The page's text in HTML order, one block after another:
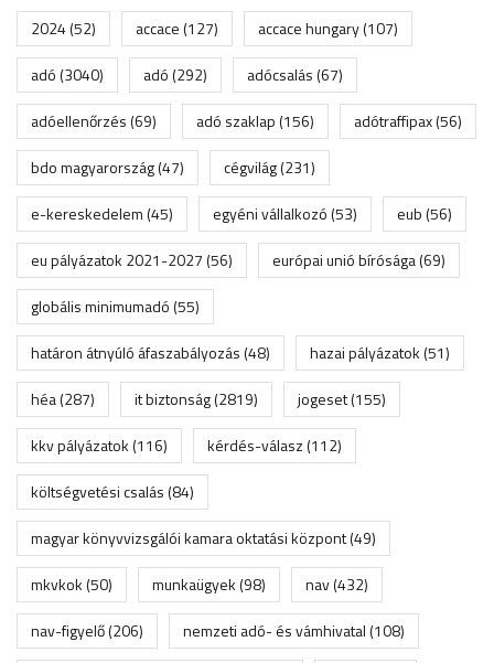
2024(52) accace(127) accace hungary(107)
adó(3040) adó(292) adócsalás(67)
adóellenőrzés(69) adó szaklap(156) adótraffipax(56)
bdo magyarország(47) cégvilág(231)
e-kereskedelem(45) egyéni vállalkozó(53) eub(56)
eu pályázatok 2021-2027(56) európai unió bírósága(69)
globális minimumadó(55)
határon átnyúló áfaszabályozás(48) hazai pályázatok(51)
héa(287) it biztonság(2819) jogeset(155)
kkv pályázatok(116) kérdés-válasz(112)
költségvetési csalás(84)
magyar könyvvizsgálói kamara oktatási központ(49)
mkvkok(50) munkaügyek(98) nav(432)
nav-figyelő(206) nemzeti adó- és vámhivatal(108)